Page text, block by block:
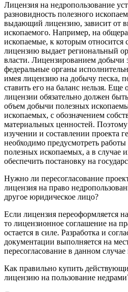
Лицензия на недропользование
разновидность полезного
выдающий лицензию, зависит от
ископаемого. Например, на
ископаемые, к которым относится
лицензию выдает региональный
власти. Лицензированием добычи
федеральные органы
имея лицензию на добычу песка,
ставить его на баланс нельзя.
лицензии обязательно должен
объем добычи полезных
ископаемых, с обозначением
материальных ценностей.
изучении и составлении проекта
необходимо предусмотреть
полезных ископаемых, а в случае
обеспечить постановку на
Нужно ли пересогласование
лицензия на право
другое юридическое лицо?
Если лицензия переоформляется
то лицензионное соглашение на
остается в силе. Разработка и
документации выполняется на
пересогласование в данном случае
Как правильно купить
лицензию на пользование